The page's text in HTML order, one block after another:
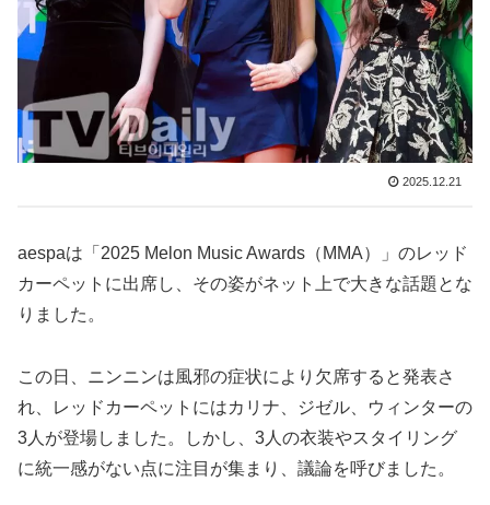
2025.12.21
aespaは「2025 Melon Music Awards（MMA）」のレッド
カーペットに出席し、その姿がネット上で大きな話題とな
りました。
この日、ニンニンは風邪の症状により欠席すると発表さ
れ、レッドカーペットにはカリナ、ジゼル、ウィンターの
3人が登場しました。しかし、3人の衣装やスタイリング
に統一感がない点に注目が集まり、議論を呼びました。